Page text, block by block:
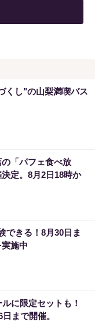
くし"の山梨満喫バス
「パフェ食べ放
定。8月2日18時か
できる！8月30日ま
施中
に限定セットも！
まで開催。